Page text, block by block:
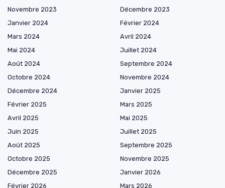
Novembre 2023
Décembre 2023
Janvier 2024
Février 2024
Mars 2024
Avril 2024
Mai 2024
Juillet 2024
Août 2024
Septembre 2024
Octobre 2024
Novembre 2024
Décembre 2024
Janvier 2025
Février 2025
Mars 2025
Avril 2025
Mai 2025
Juin 2025
Juillet 2025
Août 2025
Septembre 2025
Octobre 2025
Novembre 2025
Décembre 2025
Janvier 2026
Février 2026
Mars 2026